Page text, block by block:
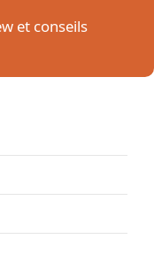
et conseils